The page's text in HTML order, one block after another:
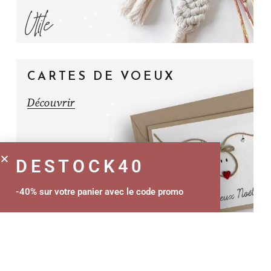
Utile
CARTES DE VOEUX
Découvrir
Chaleureux
DESTOCK40
-40% sur votre panier avec le code promo